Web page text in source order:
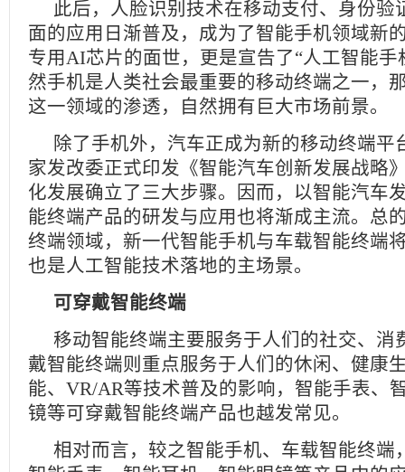
此后，人脸识别技术在移动支付、身份验
面的应用日渐普及，成为了智能手机领域新
专用AI芯片的面世，更是宣告了“人工智能手
然手机是人类社会最重要的移动终端之一，
这一领域的渗透，自然拥有巨大市场前景。
除了手机外，汽车正成为新的移动终端平
家发改委正式印发《智能汽车创新发展战略
化发展确立了三大步骤。因而，以智能汽车
能终端产品的研发与应用也将渐成主流。总
终端领域，新一代智能手机与车载智能终端
也是人工智能技术落地的主场景。
可穿戴智能终端
移动智能终端主要服务于人们的社交、消
戴智能终端则重点服务于人们的休闲、健康
能、VR/AR等技术普及的影响，智能手表、
镜等可穿戴智能终端产品也越发常见。
相对而言，较之智能手机、车载智能终端